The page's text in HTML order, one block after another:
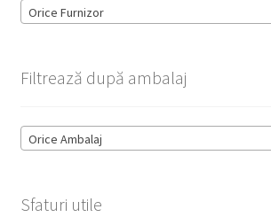
Orice Furnizor
Filtrează după ambalaj
Orice Ambalaj
Sfaturi utile